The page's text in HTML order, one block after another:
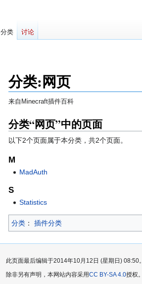
分类:网页
来自Minecraft插件百科
跳
转
到
航
跳
转
到
索
分类“网页”中的页面
以下2个页面属于本分类，共2个页面。
M
MadAuth
S
Statistics
分类 ：​ 插件分类
分类 讨论
此页面最后编辑于2014年10月12日 (星期日) 08:50。
除非另有声明，本网站内容采用CC BY-SA 4.0授权。